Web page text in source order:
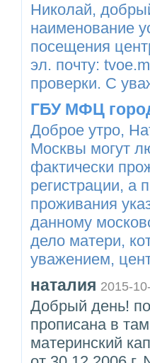
Николай,
наименование
посещения
эл. почту:
проверки. С
ГБУ МФЦ
Доброе утро,
Москвы могут
фактически
регистрации, а
проживания
данному
дело матери,
уважением,
наталия 2015-
Добрый день!
прописана в
материнский